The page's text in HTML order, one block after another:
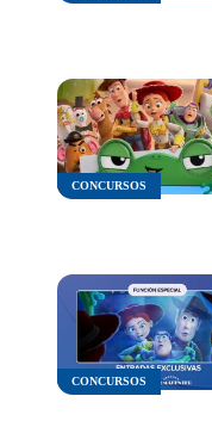
CONCURSOS
CONCURSOS